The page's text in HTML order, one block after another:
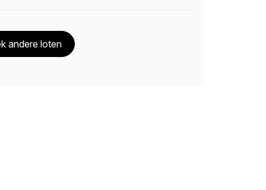
andere loten